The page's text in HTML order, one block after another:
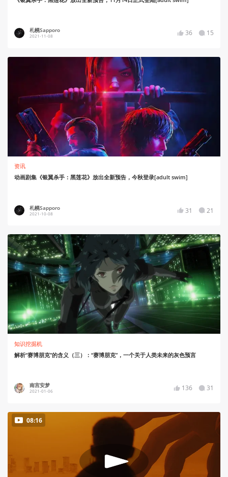
札幌Sapporo
2021-11-08 36 15
资讯
动画剧集《银翼杀手：黑莲花》放出全新预告，今秋登录[adult swim]
札幌Sapporo
2021-10-08 31 21
知识挖掘机
解析“赛博朋克”的含义（三）：“赛博朋克”，一个关于人类未来的灰色预言
南宫安梦
2021-01-06 136 31
08:16